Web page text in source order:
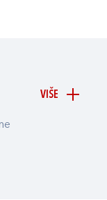
VIŠE